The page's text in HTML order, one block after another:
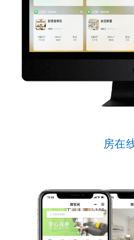
房在